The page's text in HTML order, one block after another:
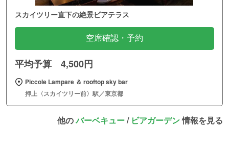
スカイツリー直下の絶景ビアテラス
空席確認・予約
平均予算 4,500円
Piccole Lampare ＆ rooftop sky bar
押上〈スカイツリー前〉駅／東京都
他のバーベキュー/ ビアガーデン情報を見る